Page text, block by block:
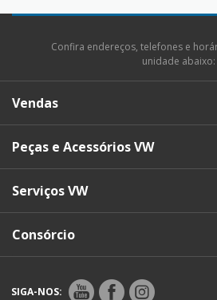
Confira endereços, telefones e
unidade abaixo:
Vendas
Peças e Acessórios VW
Serviços VW
Consórcio
SIGA-NOS: